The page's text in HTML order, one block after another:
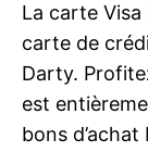
La carte
carte de
Darty.
est
bons